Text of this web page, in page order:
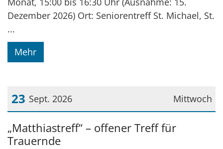
Dezember 2026) Ort: Seniorentreff St. Michael, St.
...
Mehr
Mittwoch
23 Sept. 2026
Datum: 23. September 2026
„Matthiastreff“ – offener Treff für
Trauernde